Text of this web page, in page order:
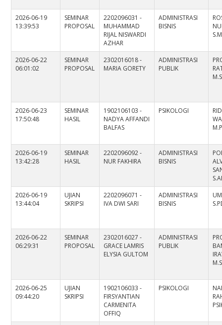
2026-06-19
13:39:53
SEMINAR
PROPOSAL
2202096031 -
MUHAMMAD
RIJAL NISWARDI
AZHAR
ADMINISTRASI
BISNIS
2026-06-22
06:01:02
SEMINAR
PROPOSAL
2302016018 -
MARIA GORETY
ADMINISTRASI
PUBLIK
2026-06-23
17:50:48
SEMINAR
HASIL
1902106103 -
NADYA AFFANDI
BALFAS
PSIKOLOGI
2026-06-19
13:42:28
SEMINAR
HASIL
2202096092 -
NUR FAKHIRA
ADMINISTRASI
BISNIS
2026-06-19
13:44:04
UJIAN
SKRIPSI
2202096071 -
IVA DWI SARI
ADMINISTRASI
BISNIS
2026-06-22
06:29:31
SEMINAR
PROPOSAL
2302016027 -
GRACE LAMRIS
ELYSIA GULTOM
ADMINISTRASI
PUBLIK
2026-06-25
09:44:20
UJIAN
SKRIPSI
1902106033 -
FIRSYANTIAN
CARMENITA
OFFIQ
PSIKOLOGI